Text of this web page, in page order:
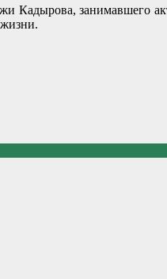
Кадырова, занимавшего